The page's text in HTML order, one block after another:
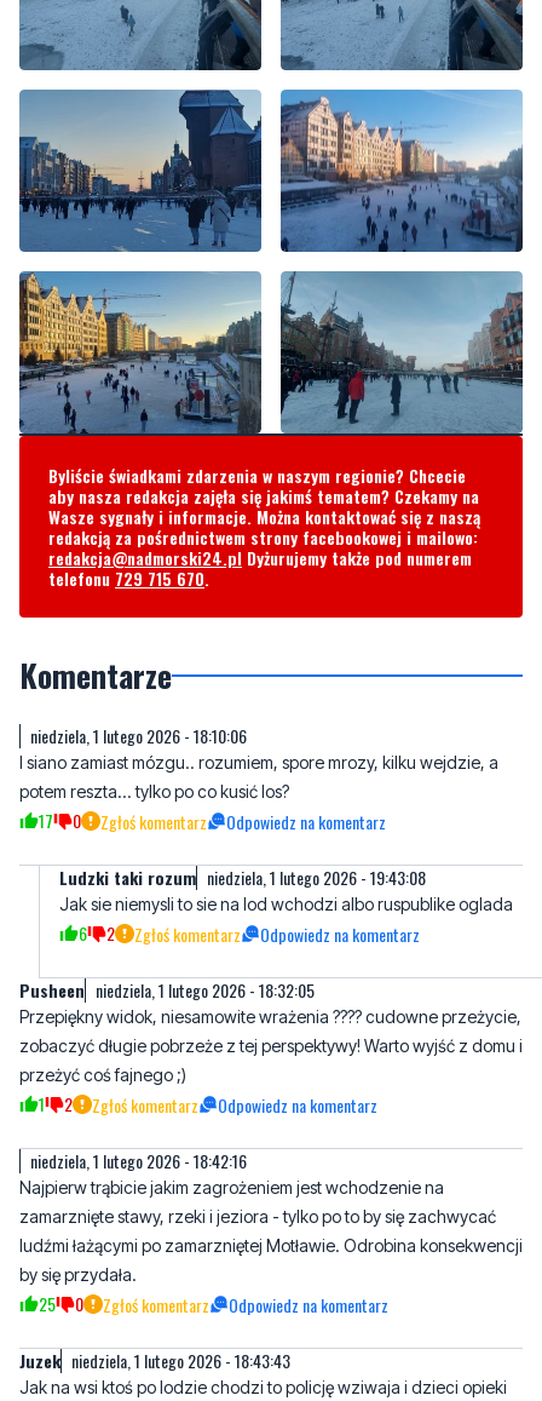
Byliście świadkami zdarzenia w naszym regionie? Chcecie
aby nasza redakcja zajęła się jakimś tematem? Czekamy na
Wasze sygnały i informacje. Można kontaktować się z naszą
redakcja@nadmorski24.plDyżurujemy także pod numerem
telefonu729 715 670.
Komentarze
I siano zamiast mózgu.. rozumiem, spore mrozy, kilku wejdzie, a
17 0 Zgłoś komentarz Odpowiedz na komentarz
Ludzki taki rozum niedziela, 1 lutego 2026 - 19:43:08
Jak sie niemysli to sie na lod wchodzi albo ruspublike oglada
Pusheen niedziela, 1 lutego 2026 - 18:32:05
Przepiękny widok, niesamowite wrażenia ???? cudowne przeżycie,
przeżyć coś fajnego ;)
1 2 Zgłoś komentarz Odpowiedz na komentarz
niedziela, 1 lutego 2026 - 18:42:16
Najpierw trąbicie jakim zagrożeniem jest wchodzenie na
ludźmi łażącymi po zamarzniętej Motławie. Odrobina konsekwencji
by się przydała.
25 0 Zgłoś komentarz Odpowiedz na komentarz
Juzek niedziela, 1 lutego 2026 - 18:43:43
Jak na wsi ktoś po lodzie chodzi to policję wziwaja i dzieci opieki
super zabawa ... Ku....wa o co kaman
14 3 Zgłoś komentarz Odpowiedz na komentarz